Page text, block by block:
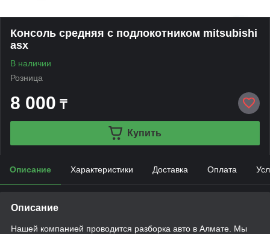
Консоль средняя с подлокотником mitsubishi
asx
В наличии
Розница
8 000 ₸
Купить
Описание Характеристики Доставка Оплата
Описание
Нашей компанией проводится разборка авто в Алмате. Мы